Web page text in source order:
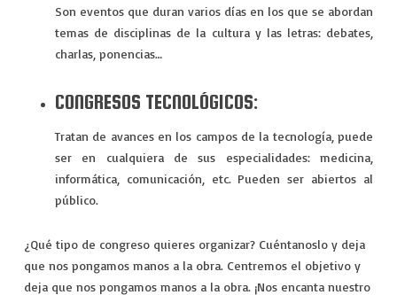
Son eventos que duran varios días en los que se abordan
temas de disciplinas de la cultura y las letras: debates,
charlas, ponencias…
CONGRESOS TECNOLÓGICOS:
Tratan de avances en los campos de la tecnología, puede
ser en cualquiera de sus especialidades: medicina,
informática, comunicación, etc. Pueden ser abiertos al
público.
¿Qué tipo de congreso quieres organizar? Cuéntanoslo y deja
que nos pongamos manos a la obra. Centremos el objetivo y
deja que nos pongamos manos a la obra. ¡Nos encanta nuestro